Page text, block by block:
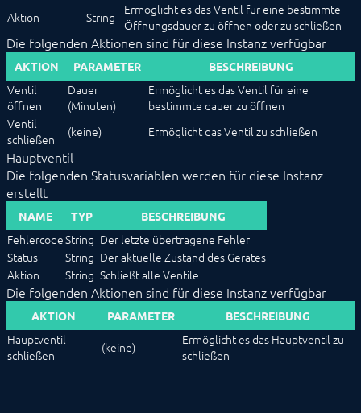
Snom
SPS: Siemens, Vipa, Logo
SPS: Wago, Beckhoff, ABB
Sync Remote
Technische Alternative
Türsprechanlagen
Voice over IP
W&T
Weishaupt
WinLIRC
Wireless M-Bus
WMRS200
XBee
xComfort
Z-Wave
Zevvy
Logiken
Energie
Visualisierungen
Sprachassistenten
Benachrichtigungen
Kern Instanzen
Aktion
String
Ermöglicht es das Ventil für eine bestimmte
Öffnungsdauer zu öffnen oder zu schließen
Die folgenden Aktionen sind für diese Instanz verfügbar
AKTION PARAMETER BESCHREIBUNG
Ventil
öffnen
Dauer
(Minuten)
Ermöglicht es das Ventil für eine
bestimmte dauer zu öffnen
Ventil
schließen
(keine) Ermöglicht das Ventil zu schließen
Hauptventil
Die folgenden Statusvariablen werden für diese Instanz
erstellt
NAME TYP BESCHREIBUNG
FehlercodeString Der letzte übertragene Fehler
Status
String Der aktuelle Zustand des Gerätes
Aktion
String Schließt alle Ventile
Die folgenden Aktionen sind für diese Instanz verfügbar
AKTION PARAMETER BESCHREIBUNG
Hauptventil
schließen
(keine)
Ermöglicht es das Hauptventil zu
schließen